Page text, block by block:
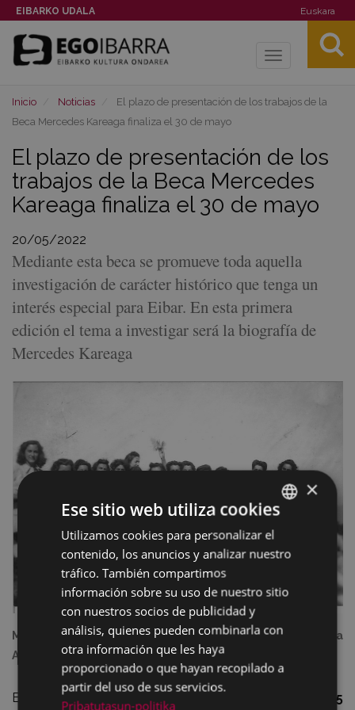
EIBARKO UDALA Euskara
Toggle
Inicio Noticias
El plazo de presentación de los trabajos de la
Beca Mercedes Kareaga finaliza el 30 de mayo
El plazo de presentación de los
trabajos de la Beca Mercedes
Kareaga finaliza el 30 de mayo
20/05/2022
Mediante esta beca se promueve toda aquella
investigación de carácter histórico que tenga un
interés especial para Eibar. En esta primera
edición el tema a investigar será la biografía de
Mercedes Kareaga
Mercedes Kareaga con algunas de las componentes de la
Asociación Goi Argi de Eibar. Foto: Fondo Tere Gantxegi
El proyecto a presentar contendrá, como máximo,
15
BASQUE
SPANISH
×
Ese sitio web utiliza cookies
Utilizamos cookies para personalizar el
contenido, los anuncios y analizar nuestro
tráfico. También compartimos
información sobre su uso de nuestro sitio
con nuestros socios de publicidad y
análisis, quienes pueden combinarla con
otra información que les haya
proporcionado o que hayan recopilado a
partir del uso de sus servicios.
Pribatutasun-politika